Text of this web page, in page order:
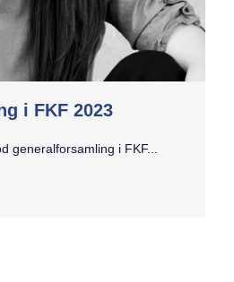
i FKF 2023
generalforsamling i FKF...